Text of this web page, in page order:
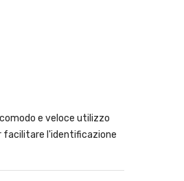
e veloce utilizzo
facilitare l'identificazione